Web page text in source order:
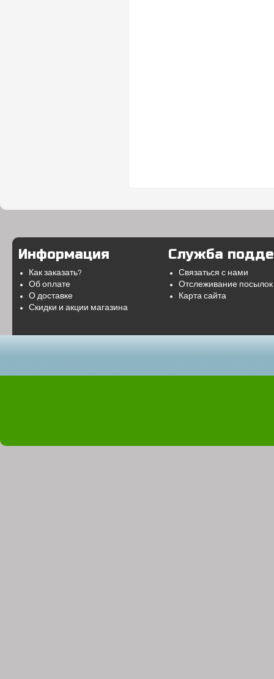
Информация
Как заказать?
Об оплате
О доставке
Скидки и акции магазина
Служба
Связаться с нами
Отслеживание посылок
Карта сайта